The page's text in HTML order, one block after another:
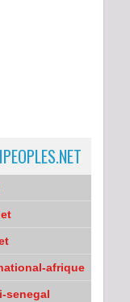
afrique
senegal